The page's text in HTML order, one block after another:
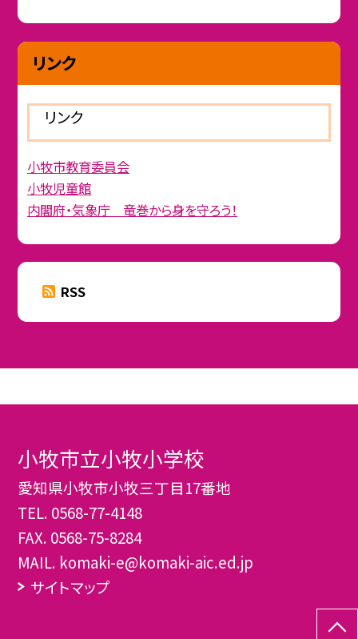
リンク
リンク
小牧市教育委員会
小牧児童館
内閣府・気象庁 竜巻から身を守ろう！
RSS
小牧市立小牧小学校
愛知県小牧市小牧三丁目17番地
TEL. 0568-77-4148
FAX. 0568-75-8284
MAIL. komaki-e@komaki-aic.ed.jp
サイトマップ